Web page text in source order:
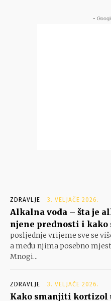
-
ZDRAVLJE 3. VELJAČE 2026.
Alkalna voda – šta je
njene prednosti i kako
posljednje vrijeme sve se
a među njima posebno
Mnogi...
ZDRAVLJE 3. VELJAČE 2026.
Kako smanjiti